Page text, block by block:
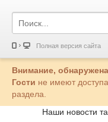
Полная версия сайта
Внимание,
Гости не имеют
раздела.
Наши новости